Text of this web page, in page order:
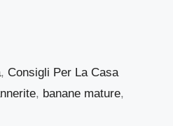
,Consigli Per La Casa
, banane mature,